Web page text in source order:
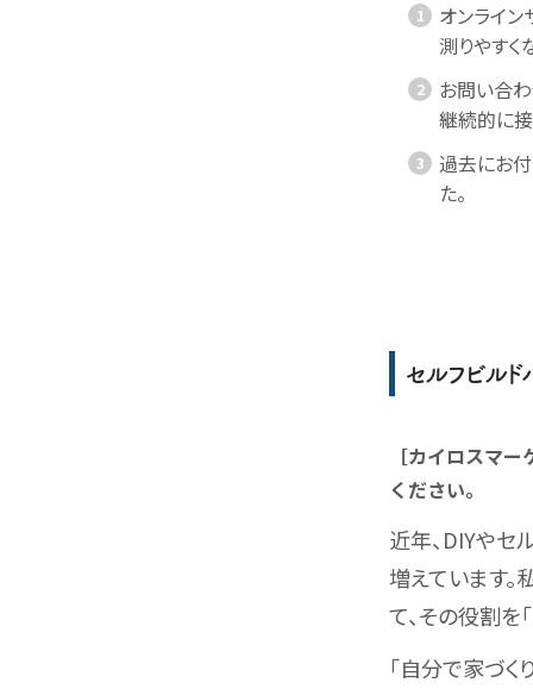
オンライ
測りやすく
お問い合わ
継続的に接
過去にお付
た。
セルフビルド
［カイロスマ
ください。
近年、DIYやセ
増えています。
て、その役割を
「自分で家づ